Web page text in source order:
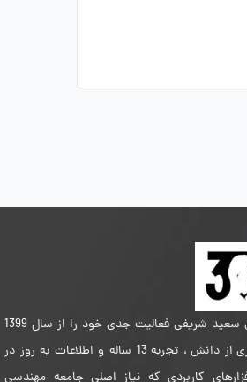
آکادمی آموزشی مهندس سعید شریفی فعالیت جدی خود را از سال 1399
آغاز نموده و با بهره گیری از دانش ، تجربه 13 ساله و اطلاعات به روز در
کاربردی که نیاز اصلی جامعه مهندسی